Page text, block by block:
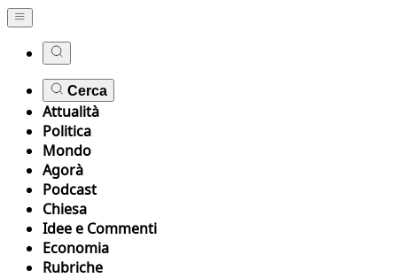
Cerca
Attualità
Politica
Mondo
Agorà
Podcast
Chiesa
Idee e Commenti
Economia
Rubriche